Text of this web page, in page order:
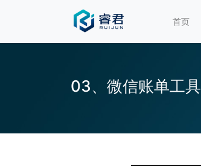
首页
03、微信账单工具